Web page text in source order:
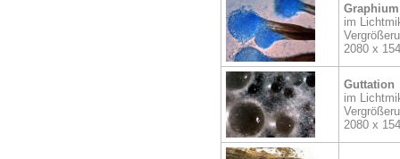
Graphium
im
2080 x
Guttation
im
2080 x